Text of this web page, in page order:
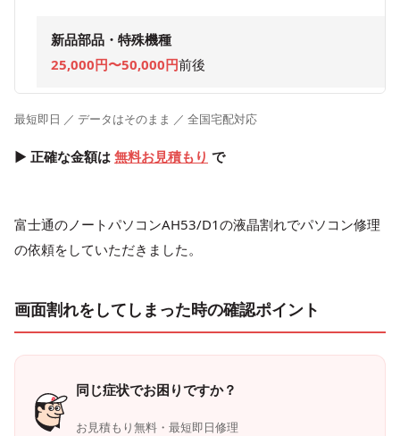
新品部品・特殊機種
25,000円〜50,000円前後
最短即日 ／ データはそのまま ／ 全国宅配対応
▶ 正確な金額は 無料お見積もり で
富士通のノートパソコンAH53/D1の液晶割れでパソコン修理
の依頼をしていただきました。
画面割れをしてしまった時の確認ポイント
同じ症状でお困りですか？
お見積もり無料・最短即日修理